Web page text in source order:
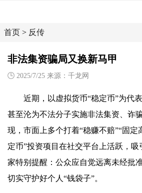
首页 > 反传
非法集资骗局又换新马甲
2025/7/25 来源：千龙网
近期，以虚拟货币“稳定币”为代
甚至沦为不法分子实施非法集资、诈
现，市面上多个打着“稳赚不赔”“固定
定币”投资项目在社交平台上活跃，
家特别提醒：公众应自觉远离未经批
切实守护好个人“钱袋子”。